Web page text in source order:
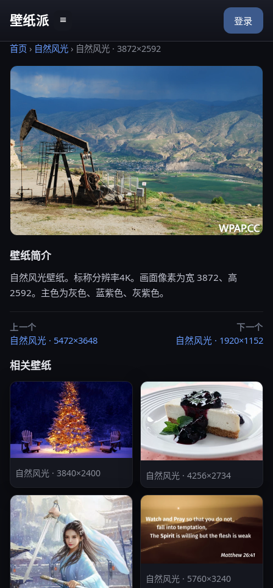
壁纸派 ≡ 登录
首页 › 自然风光 › 自然风光 · 3872×2592
壁纸简介
自然风光壁纸。标称分辨率4K。画面像素为宽 3872、高
2592。主色为灰色、蓝紫色、灰紫色。
上一个
自然风光 · 5472×3648
下一个
自然风光 · 1920×1152
相关壁纸
自然风光 · 3840×2400 自然风光 · 4256×2734
自然风光 · 5760×3240